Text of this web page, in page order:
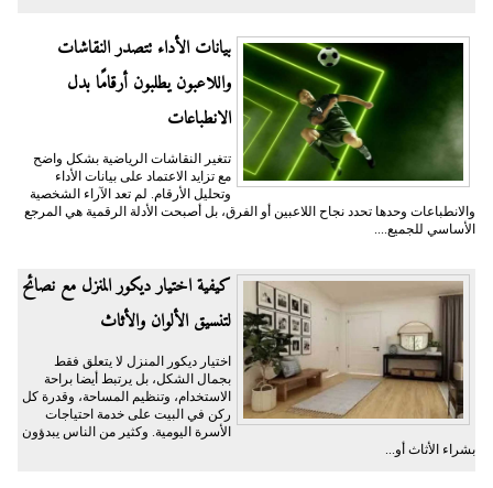
بيانات الأداء تتصدر النقاشات
واللاعبون يطلبون أرقامًا بدل
الانطباعات
تتغير النقاشات الرياضية بشكل واضح
مع تزايد الاعتماد على بيانات الأداء
وتحليل الأرقام. لم تعد الآراء الشخصية
والانطباعات وحدها تحدد نجاح اللاعبين أو الفرق، بل أصبحت الأدلة الرقمية هي المرجع
الأساسي للجميع....
كيفية اختيار ديكور المنزل مع نصائح
لتنسيق الألوان والأثاث
اختيار ديكور المنزل لا يتعلق فقط
بجمال الشكل، بل يرتبط أيضا براحة
الاستخدام، وتنظيم المساحة، وقدرة كل
ركن في البيت على خدمة احتياجات
الأسرة اليومية. وكثير من الناس يبدؤون
بشراء الأثاث أو...